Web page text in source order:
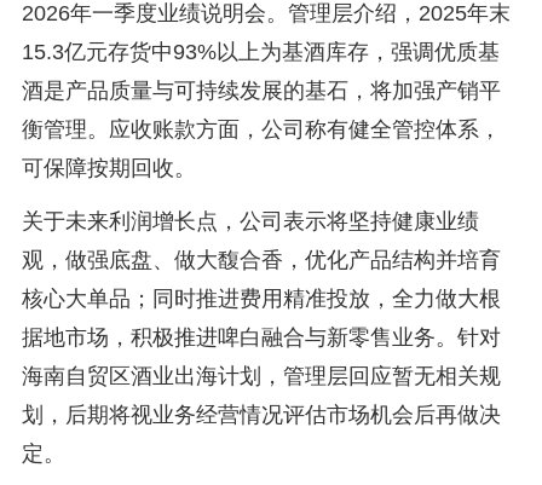
2026年一季度业绩说明会。管理层介绍，2025年末
15.3亿元存货中93%以上为基酒库存，强调优质基
酒是产品质量与可持续发展的基石，将加强产销平
衡管理。应收账款方面，公司称有健全管控体系，
可保障按期回收。
关于未来利润增长点，公司表示将坚持健康业绩
观，做强底盘、做大馥合香，优化产品结构并培育
核心大单品；同时推进费用精准投放，全力做大根
据地市场，积极推进啤白融合与新零售业务。针对
海南自贸区酒业出海计划，管理层回应暂无相关规
划，后期将视业务经营情况评估市场机会后再做决
定。